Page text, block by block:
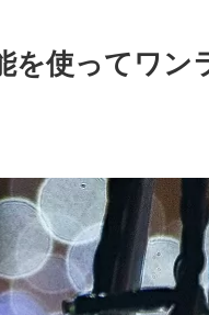
を使ってワン